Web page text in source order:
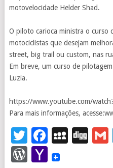
motovelocidade Helder Shad.
O piloto carioca ministra o curso
motociclistas que desejam
street, big trail ou custom, nas
Em breve, um curso de
Luzia.
https://www.youtube.com/
Para mais informações,
Twitter
WordPress
Yahoo